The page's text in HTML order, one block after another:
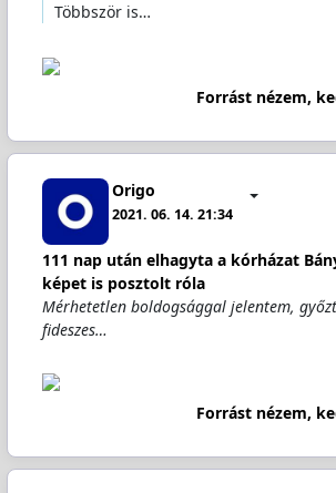
Többször is…
Forrást nézem,
Origo
2021. 06. 14. 21:34
111 nap után elhagyta a kórházat
képet is posztolt róla
Mérhetetlen boldogsággal jelentem,
fideszes…
Forrást nézem,